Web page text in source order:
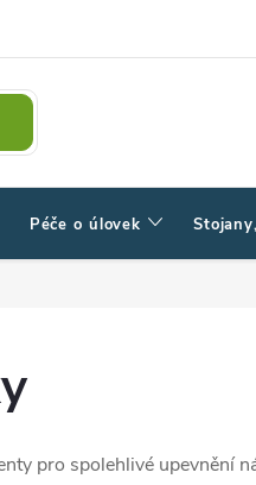
Péče o úlovek
pro spolehlivé upevnění